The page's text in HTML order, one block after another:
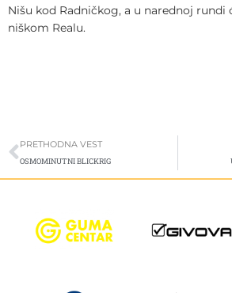
Nišu kod Radničkog, a u narednoj rundi
niškom Realu.
Prev
PRETHODNA VEST
OSMOMINUTNI BLICKRIG